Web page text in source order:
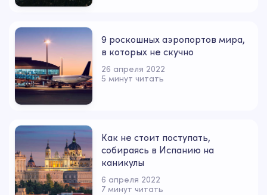
9 роскошных аэропортов мира,
в которых не скучно
26 апреля 2022
5 минут читать
Как не стоит поступать,
собираясь в Испанию на
каникулы
6 апреля 2022
7 минут читать